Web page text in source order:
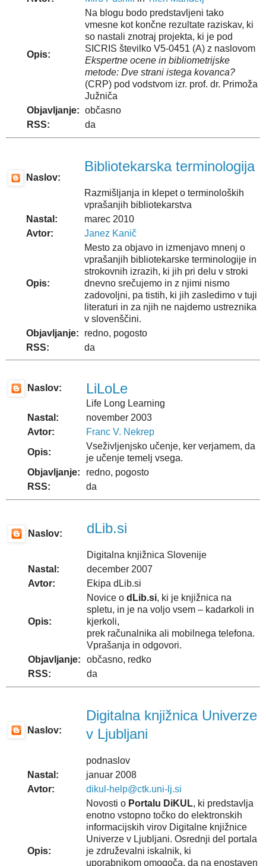
Opis:
Na blogu bodo predstavljeni tako
vmesne kot končne rezultate raziskav, ki
so nastali znotraj projekta, ki je pod
SICRIS številko V5-0451 (A) z naslovom
Ekspertne ocene in bibliometrijske
metode: Dve strani istega kovanca?
(CRP) pod vodstvom izr. prof. dr. Primoža
Južniča
Objavljanje: občasno
RSS:
da
Naslov:
Bibliotekarska terminologija
Razmišljanja in klepet o terminoloških
vprašanjih bibliotekarstva
Nastal:
marec 2010
Avtor:
Janez Kanič
Opis:
Mesto za objavo in izmenjavo mnenj o
vprašanjih bibliotekarske terminologije in
strokovnih izrazih, ki jih pri delu v stroki
dnevno srečujemo in z njimi nismo
zadovoljni, pa tistih, ki jih zasledimo v tuji
literaturi in za njih ne najdemo ustreznika
v slovenščini.
Objavljanje:
redno, pogosto
RSS:
da
Naslov: LiLoLe
Life Long Learning
Nastal:
november 2003
Avtor:
Franc V. Nekrep
Opis:
Vseživljenjsko učenje, ker verjamem, da
je učenje temelj vsega.
Objavljanje:
redno, pogosto
RSS:
da
Naslov: dLib.si
Digitalna knjižnica Slovenije
Nastal:
december 2007
Avtor:
Ekipa dLib.si
Opis:
Novice o dLib.si, ki je knjižnica na
spletu, in je na voljo vsem – kadarkoli in
kjerkoli,
prek računalnika ali mobilnega telefona.
Vprašanja in odgovori.
Objavljanje:
občasno, redko
RSS:
da
Naslov:
Digitalna knjižnica Univerze
v Ljubljani
podnaslov
Nastal:
januar 2008
Avtor:
dikul-help@ctk.uni-lj.si
Opis:
Novosti o Portalu DiKUL, ki predstavlja
enotno vstopno točko do elektronskih
informacijskih virov Digitalne knjižnice
Univerze v Ljubljani. Osrednji del portala
je združevalni iskalnik, ki
uporabnikom omogoča, da na enostaven